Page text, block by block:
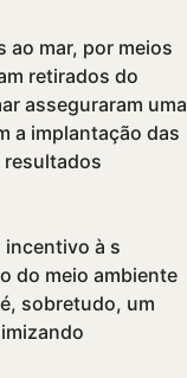
ao mar, por meios
retirados do
asseguraram uma
a implantação das
resultados
incentivo à s
do meio ambiente
sobretudo, um